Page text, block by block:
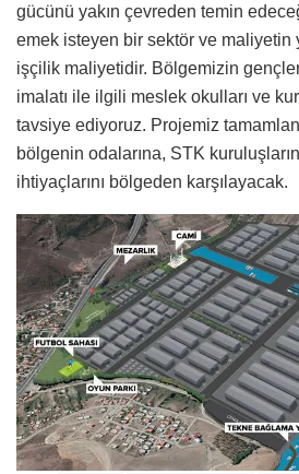
gücünü yakın çevreden temin
emek isteyen bir sektör ve maliyetin
işçilik maliyetidir. Bölgemizin
imalatı ile ilgili meslek okulları ve
tavsiye ediyoruz. Projemiz
bölgenin odalarına, STK
ihtiyaçlarını bölgeden karşılayacak.